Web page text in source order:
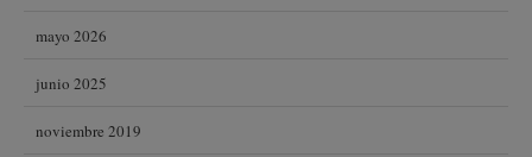
mayo 2026
junio 2025
noviembre 2019